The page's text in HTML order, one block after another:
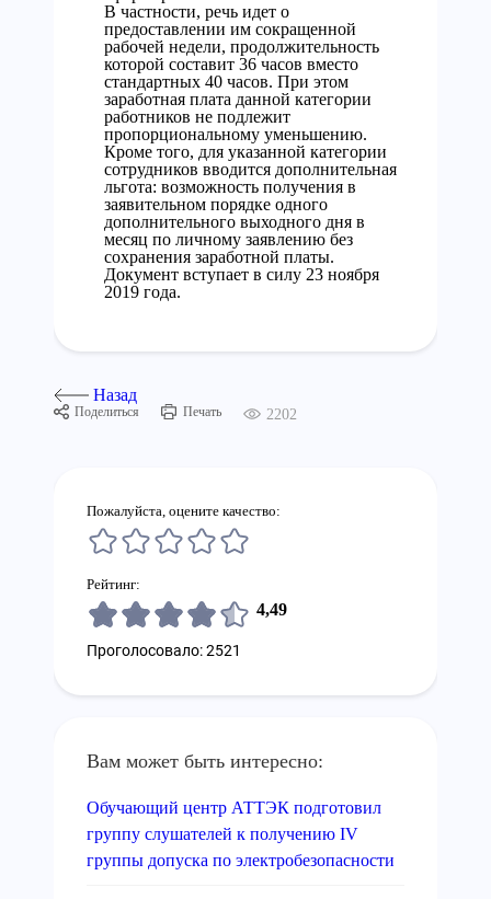
В частности, речь идет о
предоставлении им сокращенной
рабочей недели, продолжительность
которой составит 36 часов вместо
стандартных 40 часов. При этом
заработная плата данной категории
работников не подлежит
пропорциональному уменьшению.
Кроме того, для указанной категории
сотрудников вводится дополнительная
льгота: возможность получения в
заявительном порядке одного
дополнительного выходного дня в
месяц по личному заявлению без
сохранения заработной платы.
Документ вступает в силу 23 ноября
2019 года.
Назад
Поделиться Печать 2202
Пожалуйста, оцените качество:
Рейтинг:
4,49
Проголосовало: 2521
Вам может быть интересно:
Обучающий центр АТТЭК подготовил
группу слушателей к получению IV
группы допуска по электробезопасности